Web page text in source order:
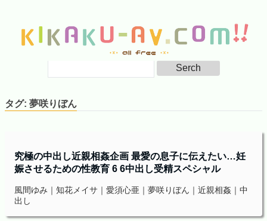
タグ: 夢咲りぼん
究極の中出し近親相姦企画 最愛の息子に伝えたい…妊
娠させるための性教育 6 6中出し受精スペシャル
風間ゆみ｜知花メイサ｜愛須心亜｜夢咲りぼん｜近親相姦｜中
出し